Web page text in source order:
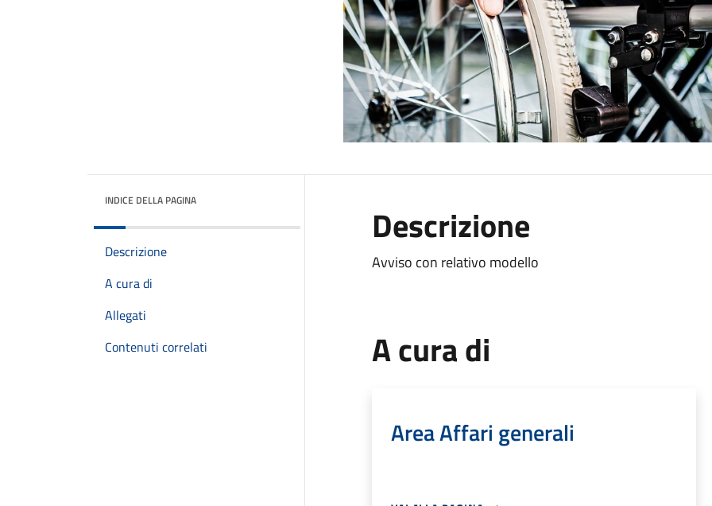
INDICE DELLA PAGINA
Descrizione
A cura di
Allegati
Contenuti correlati
Descrizione
Avviso con relativo modello
A cura di
Area Affari generali